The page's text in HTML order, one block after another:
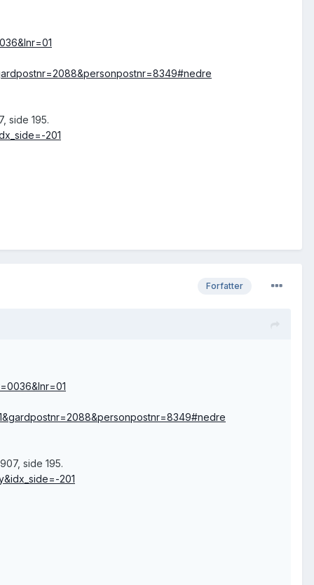
side 195.
201
Forfatter
side 195.
201